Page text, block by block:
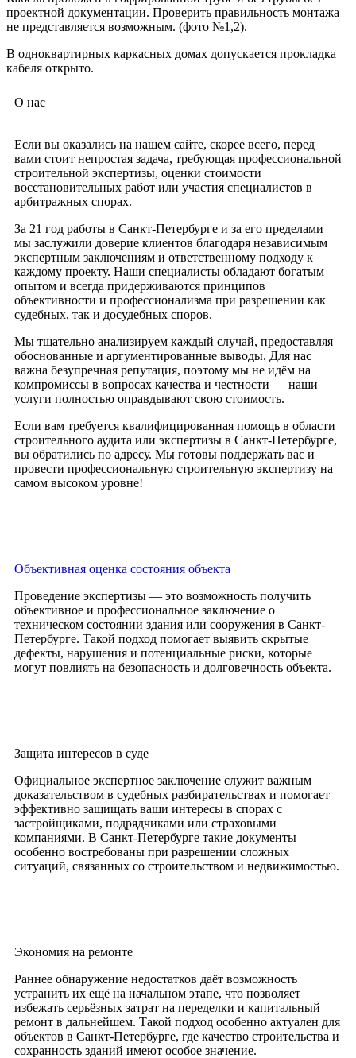
проектной документации. Проверить правильность монтажа
не представляется возможным. (фото №1,2).
В одноквартирных каркасных домах допускается прокладка
кабеля открыто.
О нас
Если вы оказались на нашем сайте, скорее всего, перед
вами стоит непростая задача, требующая профессиональной
строительной экспертизы, оценки стоимости
восстановительных работ или участия специалистов в
арбитражных спорах.
За 21 год работы в Санкт-Петербурге и за его пределами
мы заслужили доверие клиентов благодаря независимым
экспертным заключениям и ответственному подходу к
каждому проекту. Наши специалисты обладают богатым
опытом и всегда придерживаются принципов
объективности и профессионализма при разрешении как
судебных, так и досудебных споров.
Мы тщательно анализируем каждый случай, предоставляя
обоснованные и аргументированные выводы. Для нас
важна безупречная репутация, поэтому мы не идём на
компромиссы в вопросах качества и честности — наши
услуги полностью оправдывают свою стоимость.
Если вам требуется квалифицированная помощь в области
строительного аудита или экспертизы в Санкт-Петербурге,
вы обратились по адресу. Мы готовы поддержать вас и
провести профессиональную строительную экспертизу на
самом высоком уровне!
Объективная оценка состояния объекта
Проведение экспертизы — это возможность получить
объективное и профессиональное заключение о
техническом состоянии здания или сооружения в Санкт-
Петербурге. Такой подход помогает выявить скрытые
дефекты, нарушения и потенциальные риски, которые
могут повлиять на безопасность и долговечность объекта.
Защита интересов в суде
Официальное экспертное заключение служит важным
доказательством в судебных разбирательствах и помогает
эффективно защищать ваши интересы в спорах с
застройщиками, подрядчиками или страховыми
компаниями. В Санкт-Петербурге такие документы
особенно востребованы при разрешении сложных
ситуаций, связанных со строительством и недвижимостью.
Экономия на ремонте
Раннее обнаружение недостатков даёт возможность
устранить их ещё на начальном этапе, что позволяет
избежать серьёзных затрат на переделки и капитальный
ремонт в дальнейшем. Такой подход особенно актуален для
объектов в Санкт-Петербурге, где качество строительства и
сохранность зданий имеют особое значение.